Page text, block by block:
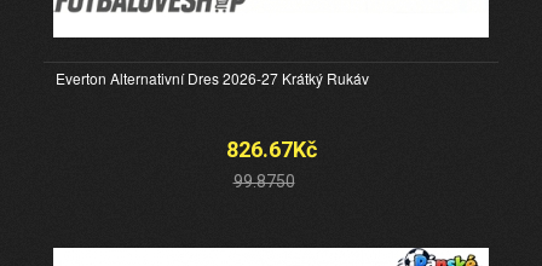
Everton Alternativní Dres 2026-27 Krátký Rukáv
826.67Kč
99.8750